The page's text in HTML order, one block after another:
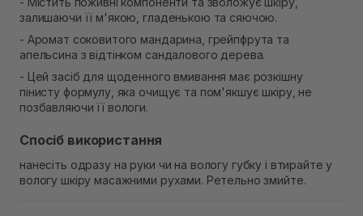
залишаючи її м'якою, гладенькою та сяючою.
- Аромат соковитого мандарина, грейпфрута та
апельсина з відтінком сандалового дерева.
- Цей засіб для щоденного вмивання має розкішну
пінисту формулу, яка очищує та пом'якшує шкіру, не
позбавляючи її вологи.
Спосіб використання
нанесіть одразу на руки чи на вологу губку і втирайте у
вологу шкіру масажними рухами. Ретельно змийте.